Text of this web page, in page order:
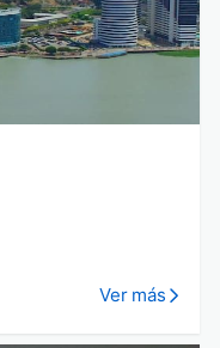
Ver más